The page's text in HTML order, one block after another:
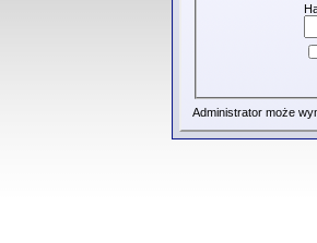
Administrator może